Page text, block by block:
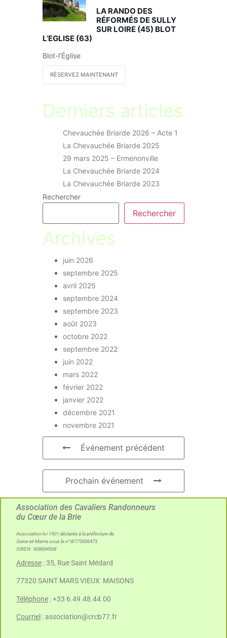
LA RANDO DES
RÉFORMÉS DE SULLY
SUR LOIRE (45) BLOT
L’EGLISE (63)
Blot-l'Église
RÉSERVEZ MAINTENANT
Derniers articles
Chevauchée Briarde 2026 – Acte 1
La Chevauchée Briarde 2025
29 mars 2025 – Ermenonville
La Chevauchée Briarde 2024
La Chevauchée Briarde 2023
Rechercher
Rechercher
Archives
juin 2026
septembre 2025
avril 2025
septembre 2024
septembre 2023
août 2023
octobre 2022
septembre 2022
juin 2022
mars 2022
février 2022
janvier 2022
décembre 2021
novembre 2021
Événement précédent
Prochain événement
Association des Cavaliers Randonneurs
du Cœur de la Brie
Association loi 1901 déclarée à la préfecture de
Seine-et-Marne sous le n°W773006473
SIREN : 908694508
Adresse : 35, Rue Saint Médard
77320 SAINT MARS VIEUX MAISONS
Téléphone : +33 6.49.48.44.00
Courriel :association@crcb77.fr